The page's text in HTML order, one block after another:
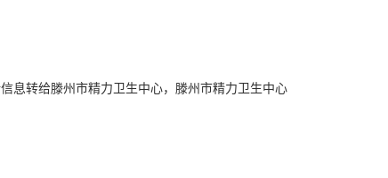
转给滕州市精力卫生中心，滕州市精力卫生中心